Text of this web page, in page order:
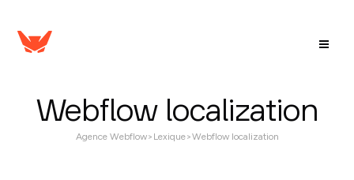
Webflow localization
Agence Webflow> Lexique>Webflow localization